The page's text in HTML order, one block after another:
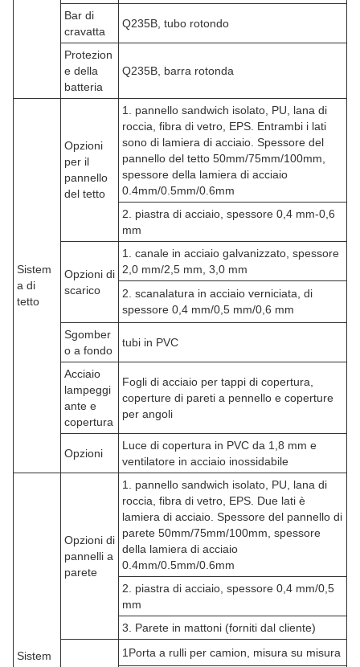
Bar di
cravatta
Q235B, tubo rotondo
Protezion
e della
batteria
Q235B, barra rotonda
Sistem
a di
tetto
Opzioni
per il
pannello
del tetto
1. pannello sandwich isolato, PU, lana di
roccia, fibra di vetro, EPS. Entrambi i lati
sono di lamiera di acciaio. Spessore del
pannello del tetto 50mm/75mm/100mm,
spessore della lamiera di acciaio
0.4mm/0.5mm/0.6mm
2. piastra di acciaio, spessore 0,4 mm-0,6
mm
Opzioni di
scarico
1. canale in acciaio galvanizzato, spessore
2,0 mm/2,5 mm, 3,0 mm
2. scanalatura in acciaio verniciata, di
spessore 0,4 mm/0,5 mm/0,6 mm
Sgomber
o a fondo
tubi in PVC
Acciaio
lampeggi
ante e
copertura
Fogli di acciaio per tappi di copertura,
coperture di pareti a pennello e coperture
per angoli
Opzioni
Luce di copertura in PVC da 1,8 mm e
ventilatore in acciaio inossidabile
Sistem
Opzioni di
pannelli a
parete
1. pannello sandwich isolato, PU, lana di
roccia, fibra di vetro, EPS. Due lati è
lamiera di acciaio. Spessore del pannello di
parete 50mm/75mm/100mm, spessore
della lamiera di acciaio
0.4mm/0.5mm/0.6mm
2. piastra di acciaio, spessore 0,4 mm/0,5
mm
3. Parete in mattoni (forniti dal cliente)
1Porta a rulli per camion, misura su misura